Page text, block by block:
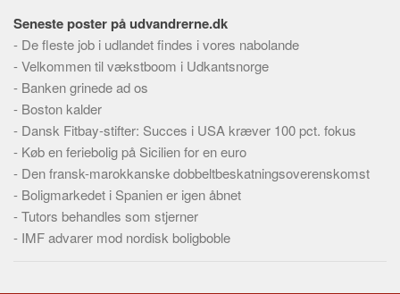
Seneste poster på udvandrerne.dk
- De fleste job i udlandet findes i vores nabolande
-Velkommen til vækstboom i Udkantsnorge
- Banken grinede ad os
- Boston kalder
- Dansk Fitbay-stifter: Succes i USA kræver 100 pct. fokus
- Køb en feriebolig på Sicilien for en euro
- Den fransk-marokkanske dobbeltbeskatningsoverenskomst
- Boligmarkedet i Spanien er igen åbnet
-Tutors behandles som stjerner
- IMF advarer mod nordisk boligboble